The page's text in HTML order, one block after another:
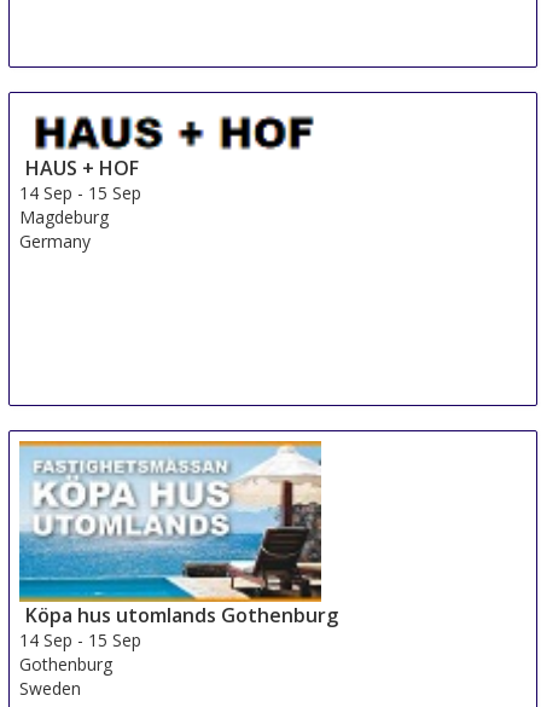
HAUS + HOF
14 Sep - 15 Sep
Magdeburg
Germany
Köpa hus utomlands Gothenburg
14 Sep - 15 Sep
Gothenburg
Sweden